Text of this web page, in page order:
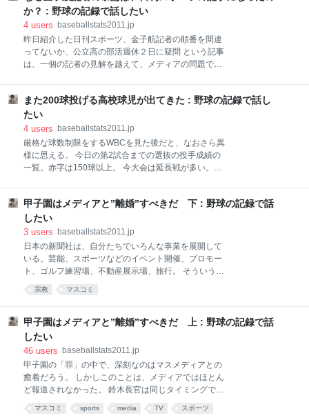
ていたかもしれない」岡田龍生、「『僕、いけます』
と監督に直訴
戦っていたが、同じレベルなのだろう。 日本メディア
も、多くのファンも「日本が外国勢力をやっつける」
の観客が入った昨日の日韓戦。私は高いところから観
戦していたが、スコアボードの選手表示は実にいい加
減だった。 日本選手はローマ字表記でわかるが、韓国
のことなど、日本人には興味もないだろうから、適当
に掲示しておこうということだろうか。 昨日の試合で
は韓国最大の
か？ : 野球の記録で話したい
4 users baseballstats2011.jp
昨日紹介した日刊スポーツ、金子航記者の順番を間違
ってないか、公立高の部活週休２日に疑問 という記事
は、一個の記者の見解を越えて、メディアの問題でも
ほしい」と思っている子供もたくさんいるはずだ。ま
た、この人の頭からは、学校の本分は何であるかも吹
っ飛んでしまっている。 読者氏は新聞記者にこんなの
がいることに驚かれたかと思うが、こんなのばかりと
は言わないにしても、新聞記者には「自分の専門分野
以外は何も知らない」人が多い。特に野球記者は取材
い場合が多い。 しかし、それにしてもこれはひどい。
もちろん、個人がブログで書くのであれば、これは何
の問題もないが、この記事は、日刊スポーツの「野球
コラム」というコーナーに
また200球投げる高校球児が出てきた : 野球の記録で話し
たい
4 users baseballstats2011.jp
厳格な球数制限をするWBCを見た後だと、なおさら異
様に思える。 今日の第2試合までの選抜の投手成績の
一覧。赤字は150球以上。 今大会は延長戦が多い。そ
3/22の滋賀学園と東海大市原望洋戦では、東海大市原
望洋の金久保優斗が218球、棚原孝太が192球。14回
を投げれば1イニング15球でも210球。両投手ともに非
効率な投球ではなかったが、危険ラインを大きく逸脱
している。 今日の第2試合、福岡大大濠と滋賀学園も
延長15回まで行き、引き分け再試合となった。前回
だったが、福岡大大濠の三浦銀二は、一人で196球。
球を投げている。 引き分け再試合は明日の第4試合だ
が、また三浦が投げるのだろう
甲子園はメディアと”離婚”すべきだ 下 : 野球の記録で話
したい
3 users baseballstats2011.jp
日本の新聞社は、自分たちでいろんな事業を展開して
いる。芸能、スポーツなどのイベント開催、プロモー
ト、ゴルフ練習場、不動産展示場、旅行。 そういう部
署には左遷された元記者が、浮かぬ顔で座っているこ
とも多い。 他の先進諸国では、こういう例はあまり見
中立性を考えれば、こうした事業展開には問題がある
からだ。 そもそも新聞社が、放送局を持つことも異例
だ。これをメディア・クロスオーナーシップという
と、また、テレビ、新聞、一方の媒体が圧力を受けた
時に、他方も影響を受けることを懸念してこれを禁じ
ている。 しかし日本では、最も影響力のある地上波キ
ー局と在阪局はすべて新聞社の系列だ。だから、朝日
宗教 マスコミ
甲子園はメディアと”離婚”すべきだ 上 : 野球の記録で話
したい
46 users baseballstats2011.jp
甲子園の「罪」の中で、深刻なのはマスメディアとの
癒着だろう。 しかしこのことは、メディアではほとん
ど報道されなかった。 鈴木長官は同じタイミングで高
られなかった球児を他のスポーツに転向させることも
マスコミ sports media TV スポーツ